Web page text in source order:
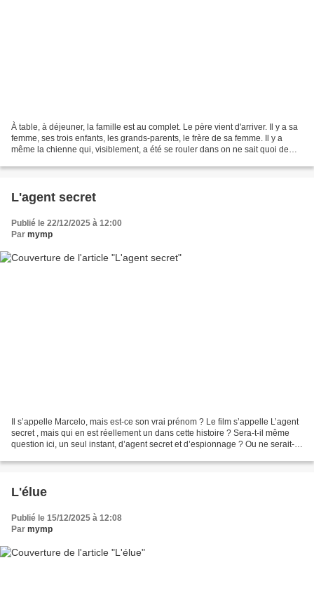
À table, à déjeuner, la famille est au complet. Le père vient d'arriver. Il y a sa
femme, ses trois enfants, les grands-parents, le frère de sa femme. Il y a
même la chienne qui, visiblement, a été se rouler dans on ne sait quoi de
L'agent secret
Publié le 22/12/2025 à 12:00
Par mymp
Il s’appelle Marcelo, mais est-ce son vrai prénom ? Le film s’appelle L’agent
secret , mais qui en est réellement un dans cette histoire ? Sera-t-il même
question ici, un seul instant, d’agent secret et d’espionnage ? Ou ne serait-
L'élue
Publié le 15/12/2025 à 12:08
Par mymp